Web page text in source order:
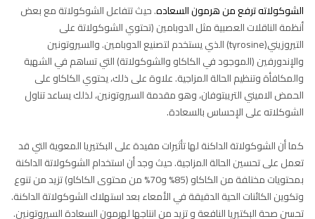
الشوكولاته ترفع من هرمون السعاده. حيث تتفاعل الشوكولاتة مع بعض
أنظمة الناقلات العصبية مثل الدوبامين (تحتوي الشوكولاتة على
التيروزيني(tyrosine) الذي يستخدم لتصنيع الدوبامين. والسيروتونين
والإندورفين (الموجود في الكاكاو والشوكولاتة) التي تساهم في الشهية
والمكافأة وتنظيم الحالة المزاجية. علاوة على ذلك، يحتوي الكاكاو على
الحمض الاميني التريبتوفان، وهو مقدمة السيروتونين، لذلك يساعد تناول
الشوكلاته على الإحساس بالسعادة.
كما أن الشوكولاتة الداكنة لها تأثيرات مفيدة على البكتيريا المعوية التي قد
تعمل على تحسين الحالة المزاجية. حيث وجد أن استخدام الشوكولاتة الداكنة
بمحتويات مختلفة من الكاكاو (85% و70% من محتوى الكاكاو) تزيد من تنوع
وتكوين الكائنات الحية الدقيقة في الأمعاء بعد استهلاك الشوكولاتة الداكنة.
تحسن صحة البكتيريا النافعة و تزيد من انتاجها لهرمون السعادة السيروتونين.